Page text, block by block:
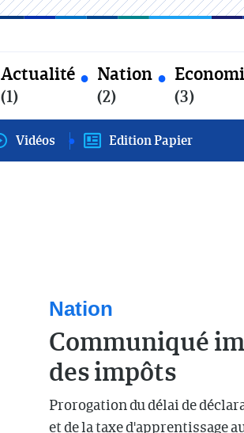
Actualité
(1)
Nation
(2) (3)
Vidéos Edition Papier
Nation
Communiqué
des impôts
Prorogation du délai de
et de la taxe d'apprentissage